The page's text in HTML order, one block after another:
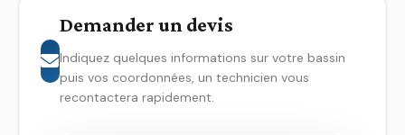
Demander un devis
Indiquez quelques informations sur votre bassin
puis vos coordonnées, un technicien vous
recontactera rapidement.